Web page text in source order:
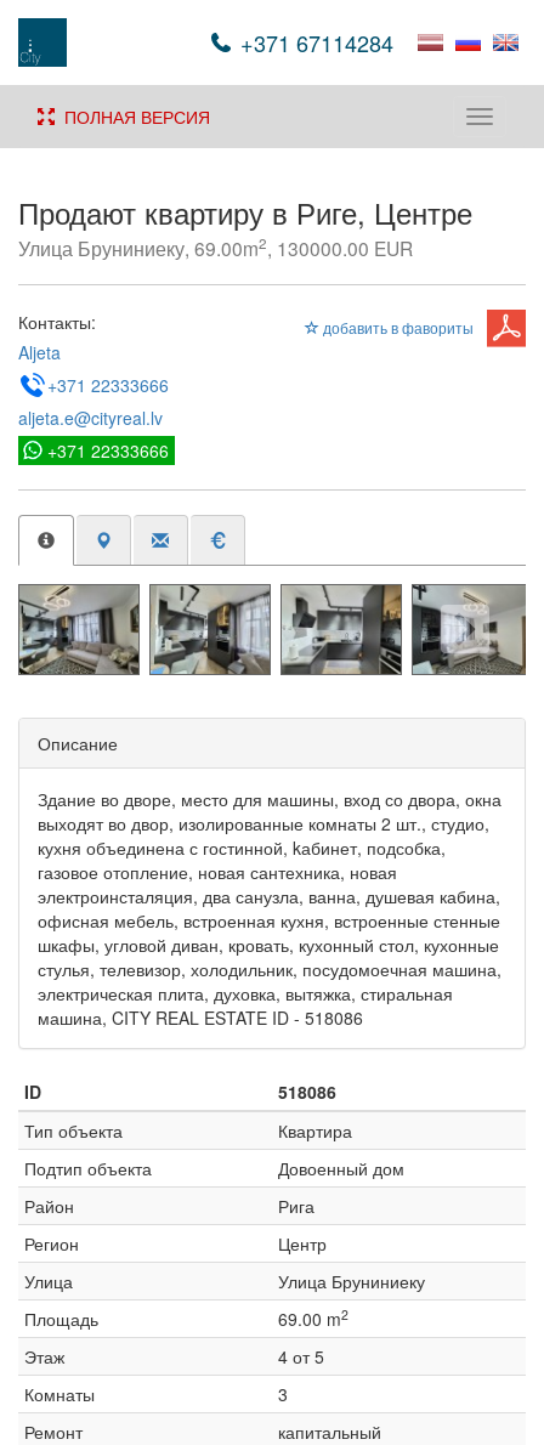
+371 67114284
Toggle
ПОЛНАЯ ВЕРСИЯ
Продают квартиру в Риге, Центре
Улица Бруниниеку, 69.00m2, 130000.00 EUR
добавить в фавориты
Контакты:
Aljeta
+371 22333666
aljeta.e@cityreal.lv
+371 22333666
Описание
Здание во дворе, место для машины, вход со двора, окна
выходят во двор, изолированные комнаты 2 шт., студио,
кухня объединена с гостинной, kабинет, подсобка,
газовое отопление, новая сантехника, новая
электроинсталяция, два санузла, ванна, душевая кабина,
офисная мебель, встроенная кухня, встроенные стенные
шкафы, угловой диван, кровать, кухонный стол, кухонные
стулья, телевизор, холодильник, посудомоечная машина,
электрическая плита, духовка, вытяжка, стиральная
машина, CITY REAL ESTATE ID - 518086
ID
518086
Тип объекта
Квартира
Подтип объекта
Довоенный дом
Район
Рига
Регион
Центр
Улица
Улица Бруниниеку
Площадь
69.00 m2
Этаж
4 от 5
Комнаты
3
Ремонт
капитальный